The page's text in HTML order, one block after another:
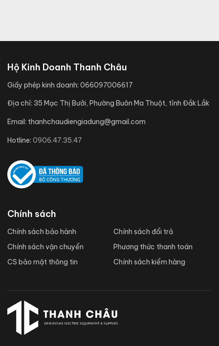
Hộ Kinh Doanh Thanh Châu
Giấy phép kinh doanh: 066097006617
Địa chỉ: 35 Mạc Thị Bưởi, Phường Buôn Ma Thuột, tỉnh Đắk Lắk
Email: thanhchaudiengiadung@gmail.com
Hotline: 0906.47.35.47
Chính sách
Chính sách bảo hành
Chính sách vận chuyển
CS bảo mật thông tin
Chính sách đổi trả
Phương thức thanh toán
Chính sách kiểm hàng